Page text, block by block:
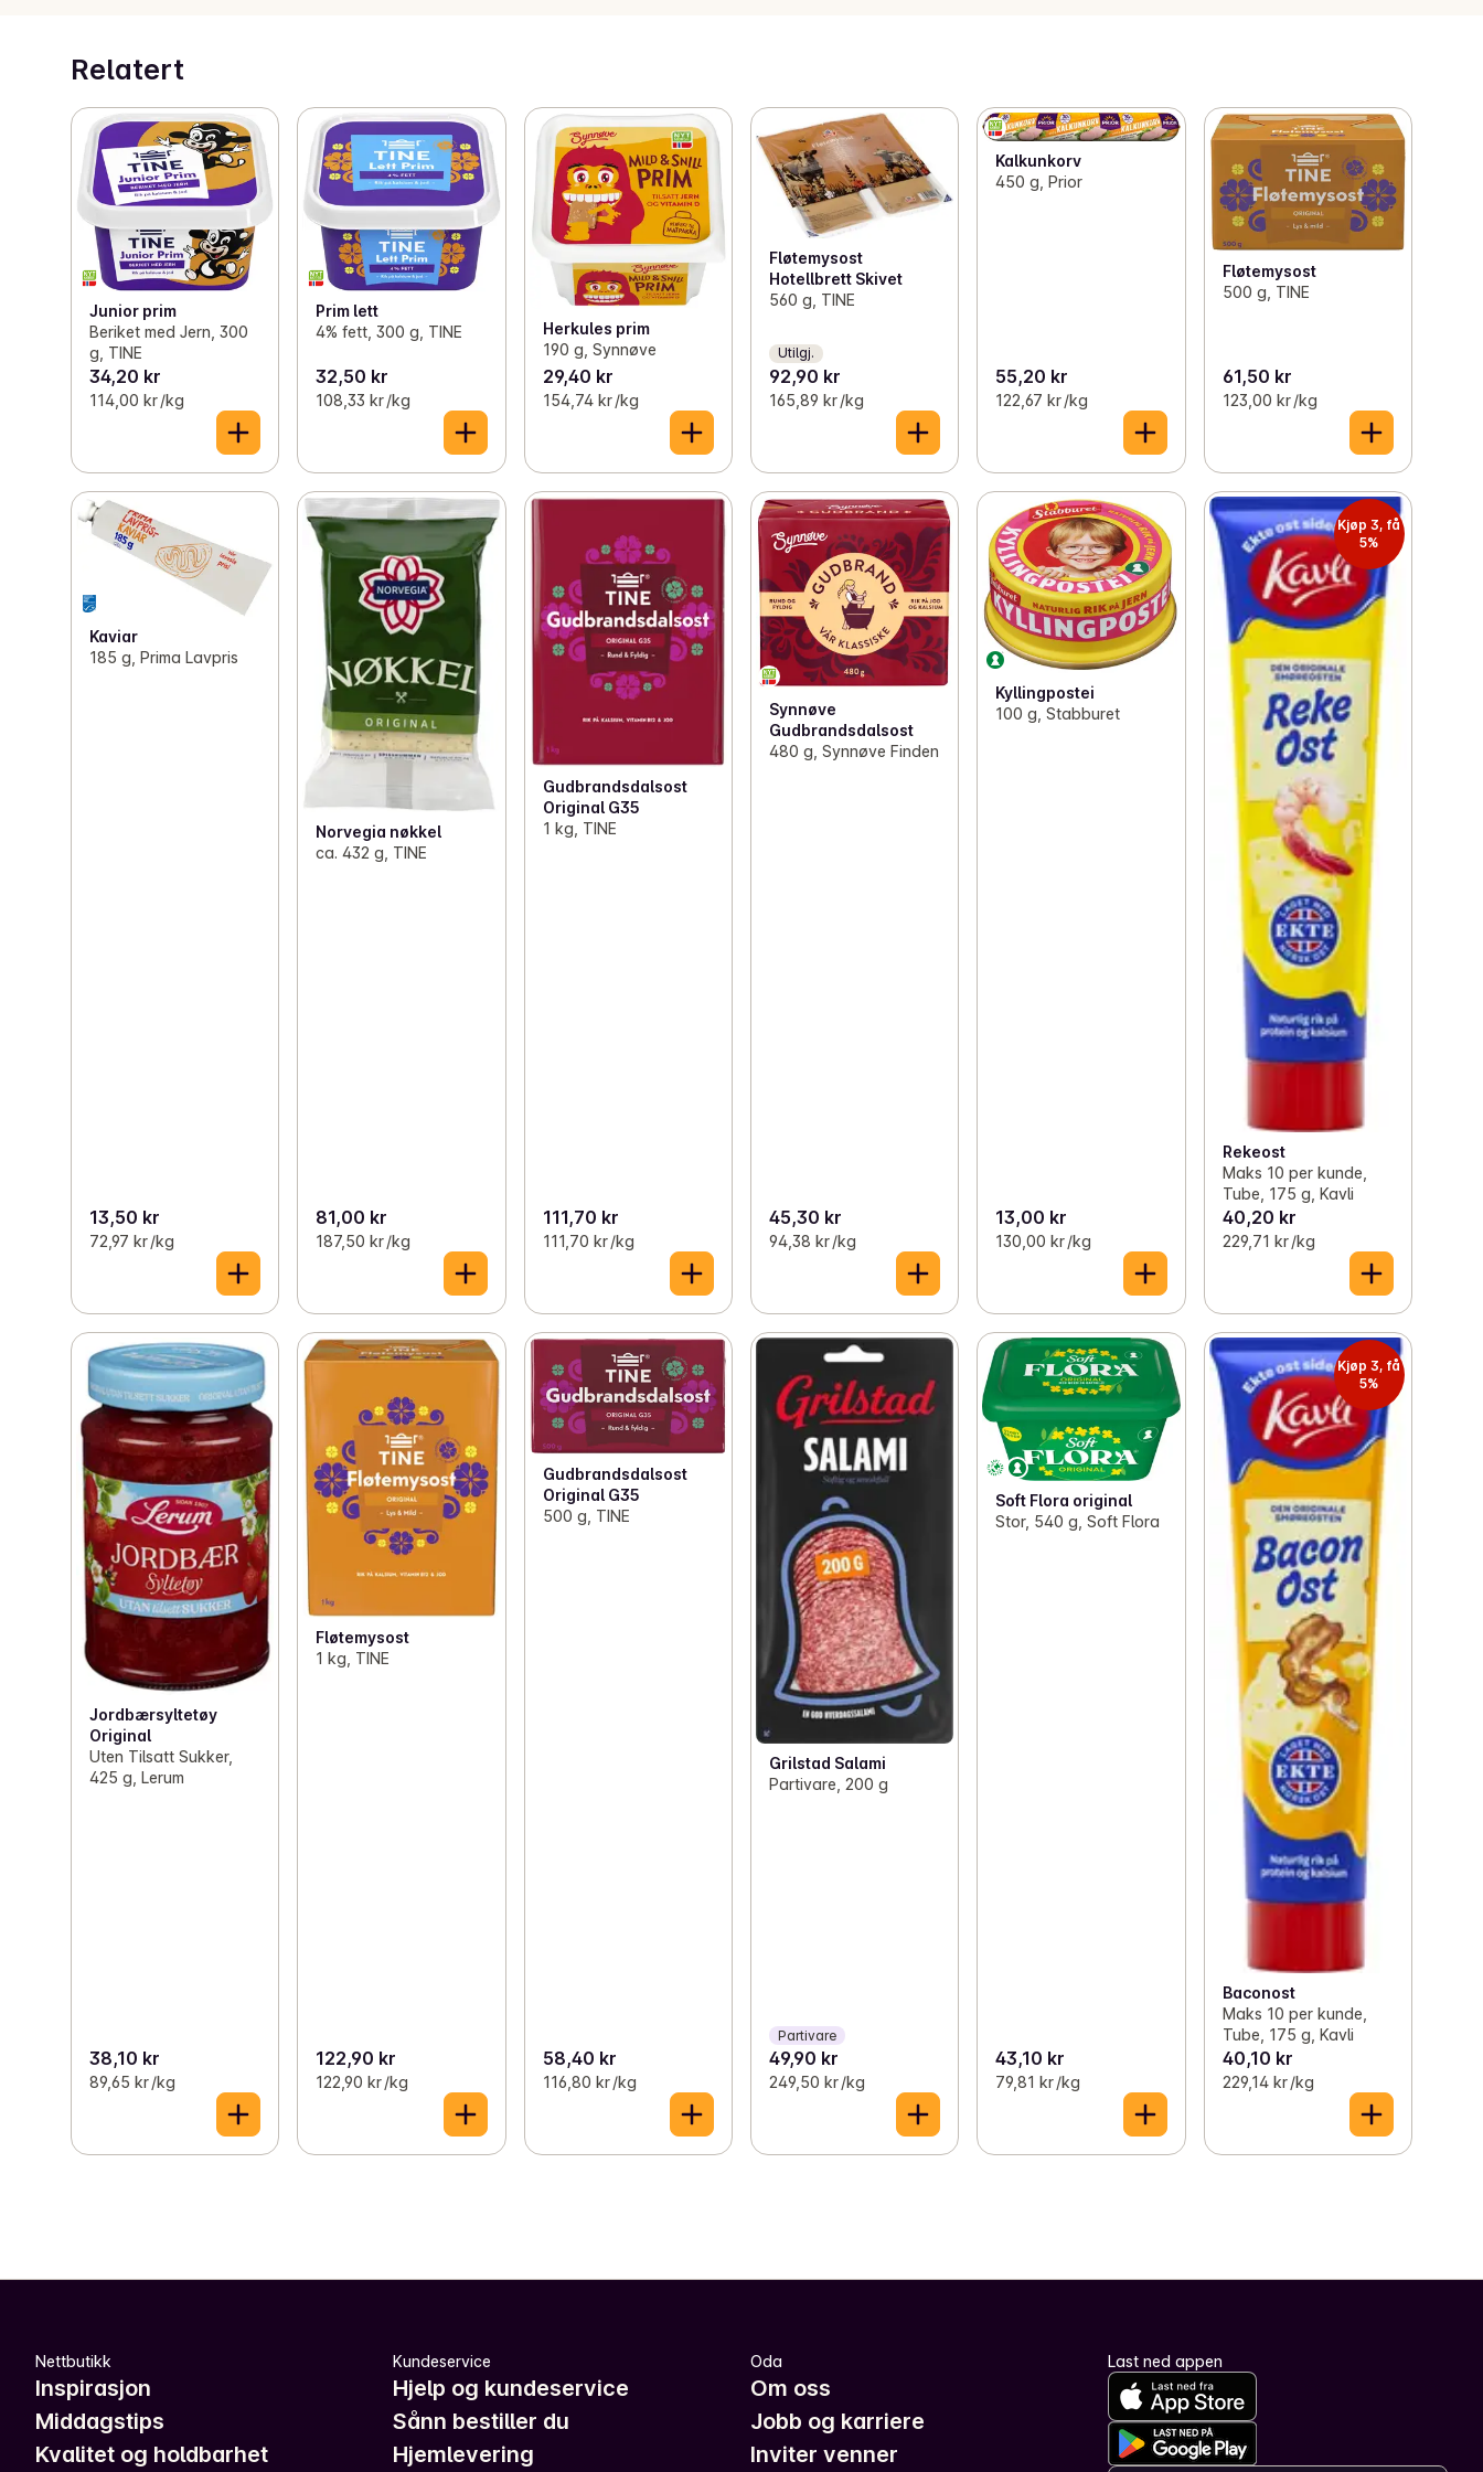
Relatert
Junior prim
Beriket med Jern, 300
g, TINE
34,20 kr
114,00 kr /kg
Prim lett
4% fett, 300 g, TINE
32,50 kr
108,33 kr /kg
Herkules prim
190 g, Synnøve
29,40 kr
154,74 kr /kg
Fløtemysost
Hotellbrett Skivet
560 g, TINE
Utilgj.
92,90 kr
165,89 kr /kg
Kalkunkorv
450 g, Prior
55,20 kr
122,67 kr /kg
Fløtemysost
500 g, TINE
61,50 kr
123,00 kr /kg
Kaviar
185 g, Prima Lavpris
13,50 kr
72,97 kr /kg
Norvegia nøkkel
ca. 432 g, TINE
81,00 kr
187,50 kr /kg
Gudbrandsdalsost
Original G35
1 kg, TINE
111,70 kr
111,70 kr /kg
Synnøve
Gudbrandsdalsost
480 g, Synnøve Finden
45,30 kr
94,38 kr /kg
Kyllingpostei
100 g, Stabburet
13,00 kr
130,00 kr /kg
Kjøp 3, få
5%
Rekeost
Maks 10 per kunde,
Tube, 175 g, Kavli
40,20 kr
229,71 kr /kg
Jordbærsyltetøy
Original
Uten Tilsatt Sukker,
425 g, Lerum
38,10 kr
89,65 kr /kg
Fløtemysost
1 kg, TINE
122,90 kr
122,90 kr /kg
Gudbrandsdalsost
Original G35
500 g, TINE
58,40 kr
116,80 kr /kg
Grilstad Salami
Partivare, 200 g
Partivare
49,90 kr
249,50 kr /kg
Soft Flora original
Stor, 540 g, Soft Flora
43,10 kr
79,81 kr /kg
Kjøp 3, få
5%
Baconost
Maks 10 per kunde,
Tube, 175 g, Kavli
40,10 kr
229,14 kr /kg
Nettbutikk
Inspirasjon
Middagstips
Kvalitet og holdbarhet
Kundeservice
Hjelp og kundeservice
Sånn bestiller du
Hjemlevering
Oda
Om oss
Jobb og karriere
Inviter venner
Last ned appen